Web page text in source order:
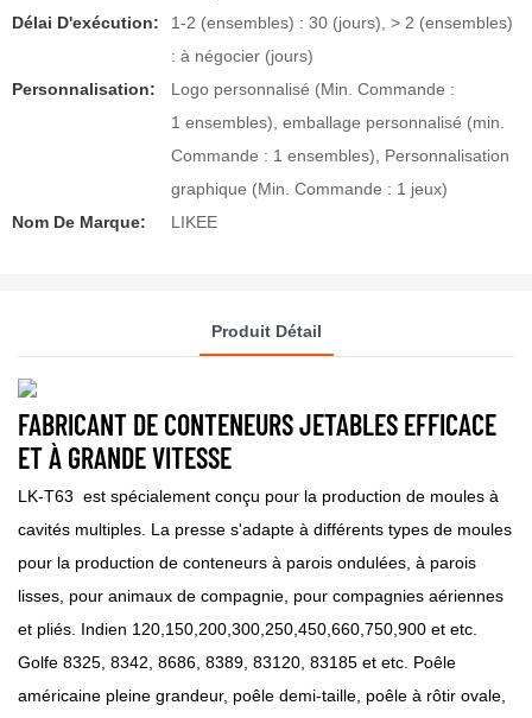
Délai D'exécution:
1-2 (ensembles) : 30 (jours), > 2 (ensembles)
: à négocier (jours)
Personnalisation:
Logo personnalisé (Min. Commande :
1 ensembles), emballage personnalisé (min.
Commande : 1 ensembles), Personnalisation
graphique (Min. Commande : 1 jeux)
Nom De Marque:
LIKEE
Produit Détail
FABRICANT DE CONTENEURS JETABLES EFFICACE
ET À GRANDE VITESSE
LK-T63 est spécialement conçu pour la production de moules à
cavités multiples. La presse s'adapte à différents types de moules
pour la production de conteneurs à parois ondulées, à parois
lisses, pour animaux de compagnie, pour compagnies aériennes
et pliés. Indien 120,150,200,300,250,450,660,750,900 et etc.
Golfe 8325, 8342, 8686, 8389, 83120, 83185 et etc. Poêle
américaine pleine grandeur, poêle demi-taille, poêle à rôtir ovale,